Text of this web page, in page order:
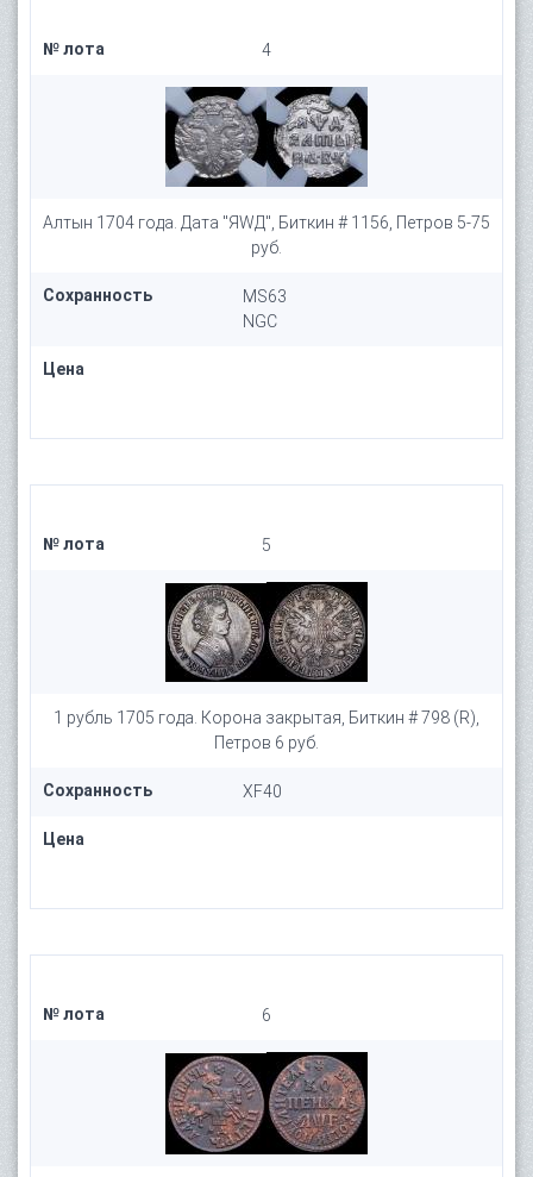
№ лота 4
Алтын 1704 года. Дата "ЯWД", Биткин # 1156, Петров 5-75
руб.
Сохранность
MS63
NGC
Цена
№ лота 5
1 рубль 1705 года. Корона закрытая, Биткин # 798 (R),
Петров 6 руб.
Сохранность XF40
Цена
№ лота 6